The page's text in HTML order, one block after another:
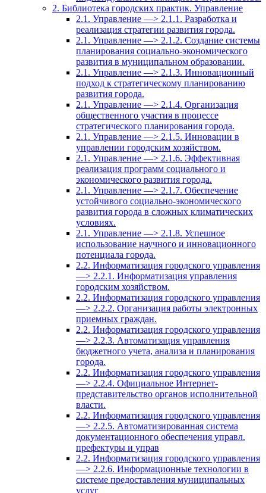
2. Библиотека городских практик. Управление
2.1. Управление —> 2.1.1. Разработка и
реализация стратегии развития города.
2.1. Управление —> 2.1.2. Создание системы
планирования социально-экономического
развития в муниципальном образовании.
2.1. Управление —> 2.1.3. Инновационный
подход к стратегическому планированию
развития города.
2.1. Управление —> 2.1.4. Организация
общественного участия в процессе
стратегического планирования города.
2.1. Управление —> 2.1.5. Инновации в
управлении городским хозяйством.
2.1. Управление —> 2.1.6. Эффективная
реализация программ социального и
экономического развития города.
2.1. Управление —> 2.1.7. Обеспечение
устойчивого социально-экономического
развития города в сложных климатических
условиях.
2.1. Управление —> 2.1.8. Успешное
использование научного и инновационного
потенциала города.
2.2. Информатизация городского управления
—> 2.2.1. Информатизация управления
городским хозяйством.
2.2. Информатизация городского управления
—> 2.2.2. Организация работы электронных
приемных граждан.
2.2. Информатизация городского управления
—> 2.2.3. Автоматизация управления
бюджетного учета, анализа и планирования
города.
2.2. Информатизация городского управления
—> 2.2.4. Официальное Интернет-
представительство органов исполнительной
власти.
2.2. Информатизация городского управления
—> 2.2.5. Автоматизированная система
документационного обеспечения управл.
префектуры и управ
2.2. Информатизация городского управления
—> 2.2.6. Информационные технологии в
системе предоставления муниципальных
услуг